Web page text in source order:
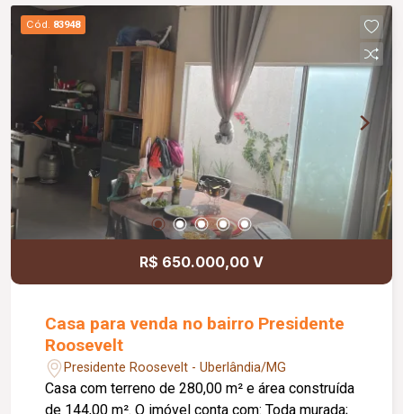
Cód. 83948
R$ 650.000,00 V
Casa para venda no bairro Presidente
Roosevelt
Presidente Roosevelt - Uberlândia/MG
Casa com terreno de 280,00 m² e área construída
de 144,00 m². O imóvel conta com: Toda murada;